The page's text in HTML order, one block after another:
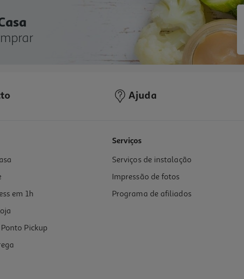
Ajuda
em 1h
Pickup
Serviços
Serviços de instalação
Impressão de fotos
Programa de afiliados